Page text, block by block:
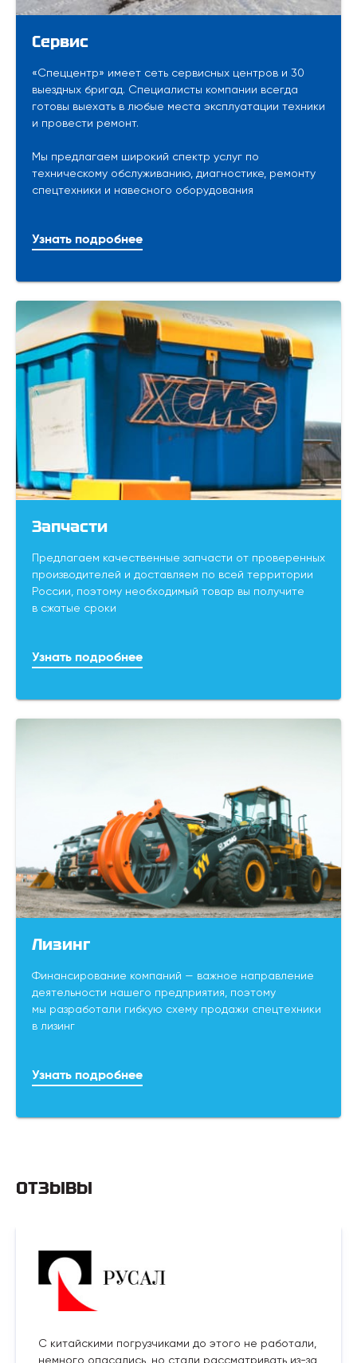
Сервис
«Спеццентр» имеет сеть сервисных центров и 30
выездных бригад. Специалисты компании всегда
готовы выехать в любые места эксплуатации техники
и провести ремонт.
Мы предлагаем широкий спектр услуг по
техническому обслуживанию, диагностике, ремонту
спецтехники и навесного оборудования
Узнать подробнее
Запчасти
Предлагаем качественные запчасти от проверенных
производителей и доставляем по всей территории
России, поэтому необходимый товар вы получите
в сжатые сроки
Узнать подробнее
Лизинг
Финансирование компаний — важное направление
деятельности нашего предприятия, поэтому
мы разработали гибкую схему продажи спецтехники
в лизинг
Узнать подробнее
ОТЗЫВЫ
С китайскими погрузчиками до этого не работали,
немного опасались, но стали рассматривать из-за